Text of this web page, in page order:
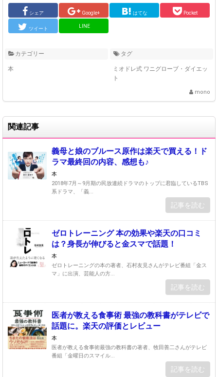
シェア Google+ はてな Pocket
ツイート LINE
カテゴリー
本
タグ
ミオドレ式 ワニグローブ・ダイエッ
ト
mono
関連記事
義母と娘のブルース原作は楽天で買える！ド
ラマ最終回の内容、感想も♪
本
2018年7月～9月期の民放連続ドラマのトップに君臨しているTBS
系ドラマ、「義...
記事を読む
ゼロトレーニング 本の効果や楽天の口コミ
は？身長が伸びると金スマで話題！
本
ゼロトレーニングの本の著者、石村友見さんがテレビ番組「金ス
マ」に出演、芸能人の方...
記事を読む
医者が教える食事術 最強の教科書がテレビで
話題に。楽天の評価とレビュー
本
医者が教える食事術最強の教科書の著者、牧田善二さんがテレビ
番組「金曜日のスマイル...
記事を読む